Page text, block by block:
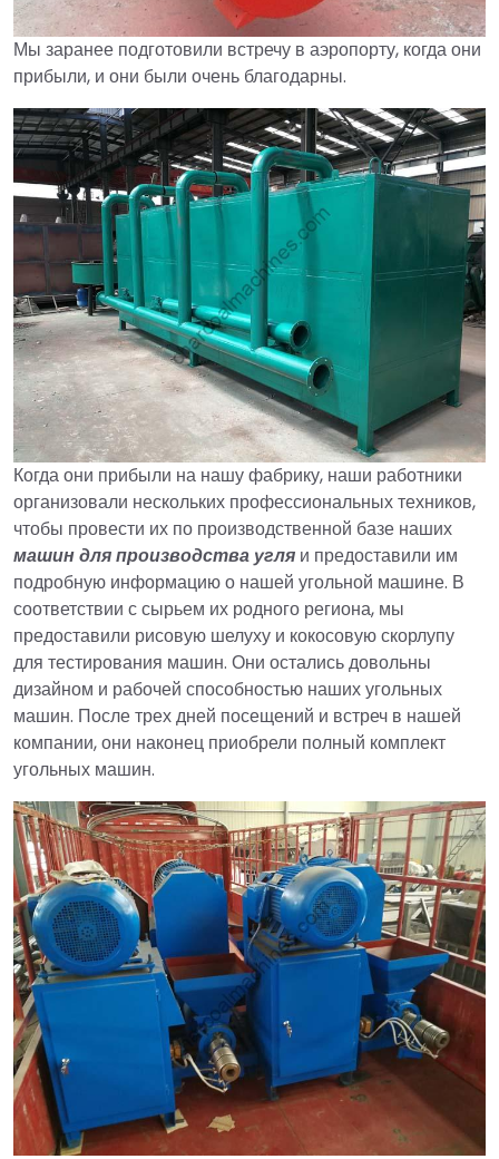
Мы заранее подготовили встречу в аэропорту, когда они
прибыли, и они были очень благодарны.
Когда они прибыли на нашу фабрику, наши работники
организовали нескольких профессиональных техников,
чтобы провести их по производственной базе наших
машин для производства угля и предоставили им
подробную информацию о нашей угольной машине. В
соответствии с сырьем их родного региона, мы
предоставили рисовую шелуху и кокосовую скорлупу
для тестирования машин. Они остались довольны
дизайном и рабочей способностью наших угольных
машин. После трех дней посещений и встреч в нашей
компании, они наконец приобрели полный комплект
угольных машин.